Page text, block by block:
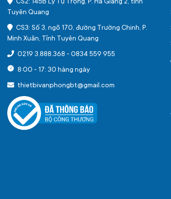
CS2: 145B Lý Tự Trọng, P. Hà Giang 2, tỉnh
Tuyên Quang
CS3: Số 3, ngõ 170, đường Trường Chinh, P.
Minh Xuân, Tỉnh Tuyên Quang
0219 3.888.368 - 0834 559 955
8:00 - 17: 30 hàng ngày
thietbivanphongbt@gmail.com